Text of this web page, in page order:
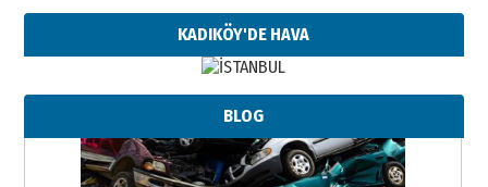
KADIKÖY'DE HAVA
BLOG